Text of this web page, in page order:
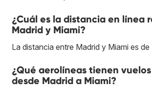
¿Cuál es la distancia en línea
Madrid y Miami?
La distancia entre Madrid y Miami es
¿Qué aerolíneas tienen
desde Madrid a Miami?